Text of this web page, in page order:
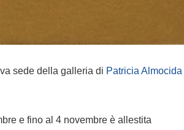
sede della galleria di Patricia Almocida
e fino al 4 novembre è allestita